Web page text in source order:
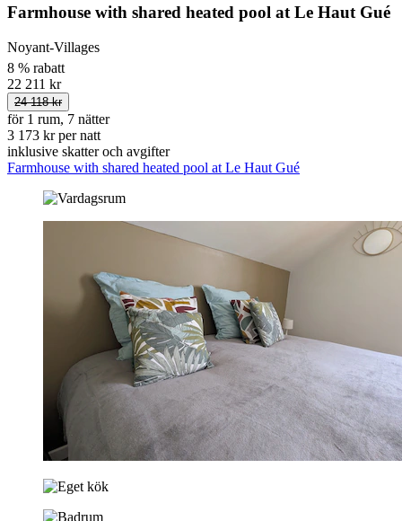
Farmhouse with shared heated pool at Le Haut Gué
Noyant-Villages
8 % rabatt
22 211 kr
24 118 kr
för 1 rum, 7 nätter
3 173 kr per natt
inklusive skatter och avgifter
Farmhouse with shared heated pool at Le Haut Gué